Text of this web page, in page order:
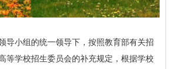
导小组的统一领导下，按照教育部有关招
等学校招生委员会的补充规定，根据学校